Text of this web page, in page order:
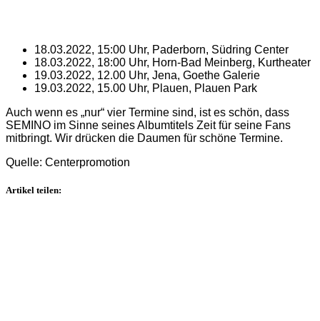
18.03.2022, 15:00 Uhr, Paderborn, Südring Center
18.03.2022, 18:00 Uhr, Horn-Bad Meinberg, Kurtheater
19.03.2022, 12.00 Uhr, Jena, Goethe Galerie
19.03.2022, 15.00 Uhr, Plauen, Plauen Park
Auch wenn es „nur“ vier Termine sind, ist es schön, dass
SEMINO im Sinne seines Albumtitels Zeit für seine Fans
mitbringt. Wir drücken die Daumen für schöne Termine.
Quelle: Centerpromotion
Artikel teilen: